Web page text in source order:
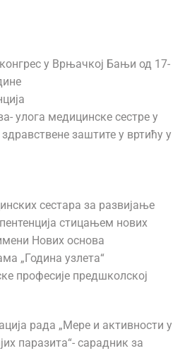
у Врњачкој Бањи од 17-
улога медицинске сестре у
заштите у вртићу у
сестара за развијање
стицањем нових
Нових основа
„Година узлета“
професије предшколској
рада „Мере и активности у
паразита“- сарадник за